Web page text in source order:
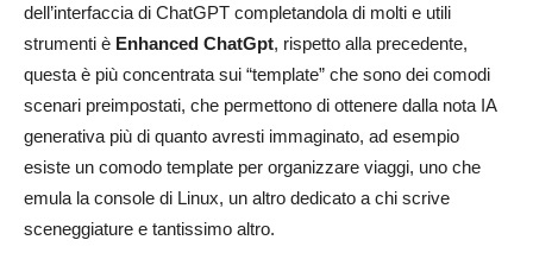
dell’interfaccia di ChatGPT completandola di molti e utili
strumenti è Enhanced ChatGpt, rispetto alla precedente,
questa è più concentrata sui “template” che sono dei comodi
scenari preimpostati, che permettono di ottenere dalla nota IA
generativa più di quanto avresti immaginato, ad esempio
esiste un comodo template per organizzare viaggi, uno che
emula la console di Linux, un altro dedicato a chi scrive
sceneggiature e tantissimo altro.